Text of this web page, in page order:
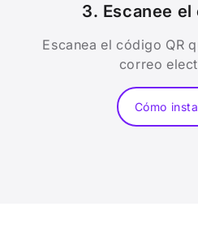
3. Escanee el
Escanea el código QR
correo
Cómo